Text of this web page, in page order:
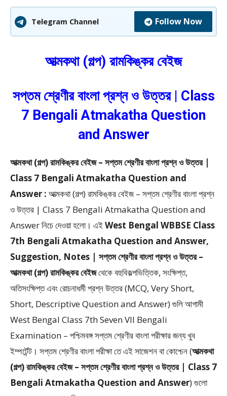
Telegram Channel Follow Now
আত্মকথা (গল্প) রামকিঙ্কর বেইজ
সপ্তম শ্রেণীর বাংলা প্রশ্ন ও উত্তর | Class
7 Bengali Atmakatha Question
and Answer
আত্মকথা (গল্প) রামকিঙ্কর বেইজ – সপ্তম শ্রেণীর বাংলা প্রশ্ন ও উত্তর |
Class 7 Bengali Atmakatha Question and
Answer : আত্মকথা (গল্প) রামকিঙ্কর বেইজ – সপ্তম শ্রেণীর বাংলা প্রশ্ন
ও উত্তর | Class 7 Bengali Atmakatha Question and
Answerনিচে দেওয়া হলো। এইWest Bengal WBBSE Class
7th Bengali Atmakatha Question and Answer,
Suggestion, Notes | সপ্তম শ্রেণীর বাংলা প্রশ্ন ও উত্তর –
আত্মকথা (গল্প) রামকিঙ্কর বেইজথেকেবহুবিকল্পভিত্তিক, সংক্ষিপ্ত,
অতিসংক্ষিপ্ত এবং রোচনাধর্মী প্রশ্ন উত্তর (MCQ, Very Short,
Short, Descriptive Question and Answer)গুলি আগামী
West Bengal Class 7th Seven VII Bengali
Examination – পশ্চিমবঙ্গ সপ্তম শ্রেণীর বাংলা পরীক্ষার জন্য খুব
ইম্পর্টেন্ট। সপ্তম শ্রেণীর বাংলা পরীক্ষা তে এই সাজেশন বা কোশ্চেন (আত্মকথা
(গল্প) রামকিঙ্কর বেইজ – সপ্তম শ্রেণীর বাংলা প্রশ্ন ও উত্তর | Class 7
Bengali Atmakatha Question and Answer) গুলো